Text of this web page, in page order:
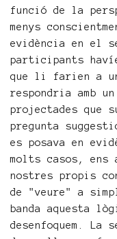
funció de la
menys
evidència en el
participants
que li farien a
respondria amb
projectades que
pregunta
es posava en
molts casos, ens
nostres propis
de "veure" a
banda aquesta
desenfoquem. La